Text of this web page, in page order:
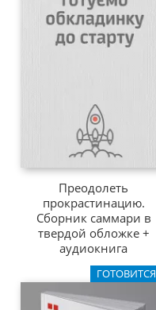
Преодолеть
прокрастинацию.
Сборник саммари в
твердой обложке +
аудиокнига
ГОТОВИТСЯ